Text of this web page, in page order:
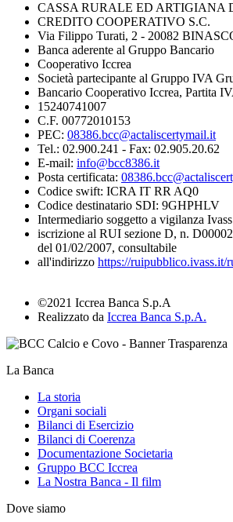
CASSA RURALE ED ARTIGIANA
CREDITO COOPERATIVO S.C.
Via Filippo Turati, 2 - 20082
Banca aderente al Gruppo Bancario
Cooperativo Iccrea
Società partecipante al Gruppo IVA
Bancario Cooperativo Iccrea, Partita
15240741007
C.F. 00772010153
PEC: 08386.bcc@actaliscertymail.it
Tel.: 02.900.241 - Fax: 02.905.20.62
E-mail: info@bcc8386.it
Posta certificata:
Codice swift: ICRA IT RR AQ0
Codice destinatario SDI: 9GHPHLV
Intermediario soggetto a vigilanza
iscrizione al RUI sezione D, n.
del 01/02/2007, consultabile
all'indirizzo https://ruipubblico.ivass.it/
©2021 Iccrea Banca S.p.A
Realizzato da Iccrea Banca S.p.A.
La Banca
La storia
Organi sociali
Bilanci di Esercizio
Bilanci di Coerenza
Documentazione Societaria
Gruppo BCC Iccrea
La Nostra Banca - Il film
Dove siamo